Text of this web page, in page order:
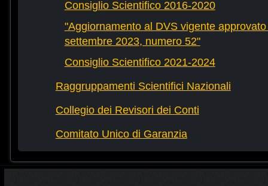
Consiglio Scientifico 2016-2020
"Aggiornamento al DVS vigente
settembre 2023, numero 52"
Consiglio Scientifico 2021-2024
Raggruppamenti Scientifici Nazionali
Collegio dei Revisori dei Conti
Comitato Unico di Garanzia